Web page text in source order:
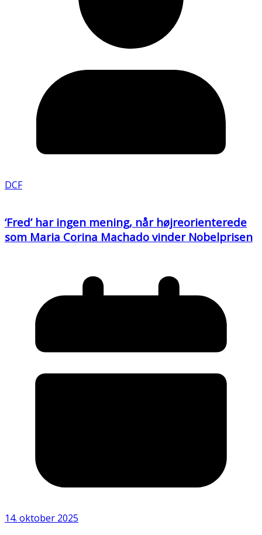
DCF
‘Fred’ har ingen mening, når højreorienterede
som Maria Corina Machado vinder Nobelprisen
14. oktober 2025